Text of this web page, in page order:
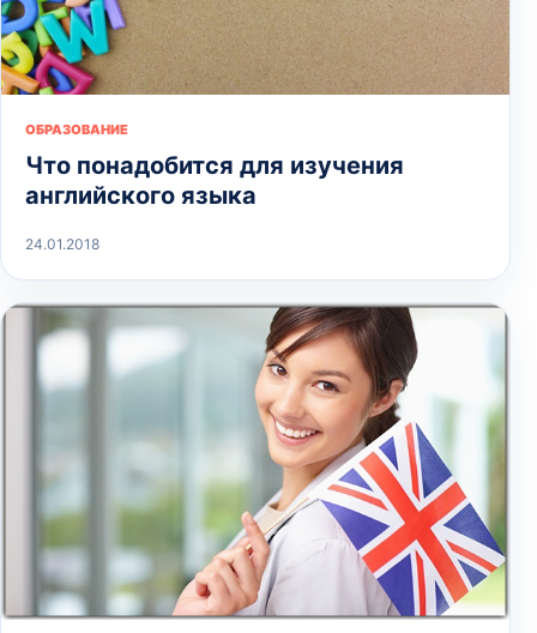
ОБРАЗОВАНИЕ
Что понадобится для изучения
английского языка
24.01.2018